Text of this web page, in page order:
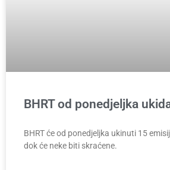
BHRT od ponedjeljka
BHRT će od ponedjeljka ukinuti 15
dok će neke biti skraćene.